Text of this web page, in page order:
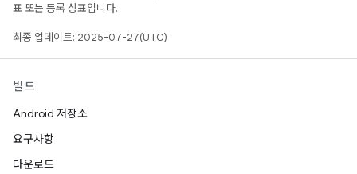
표 또는 등록 상표입니다.
최종 업데이트: 2025-07-27(UTC)
빌드
Android 저장소
요구사항
다운로드